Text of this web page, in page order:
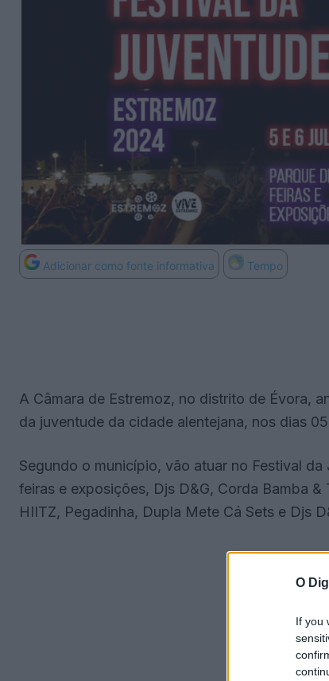
O
If you
Adicionar como fonte informativa Tempo
A Câmara de Estremoz, no distrito de Évora,
da juventude da cidade alentejana, nos dias
Segundo o município, vão atuar no Festival
feiras e exposições, Djs D&G, Corda Bamba
HIITZ, Pegadinha, Dupla Mete Cá Sets e Djs